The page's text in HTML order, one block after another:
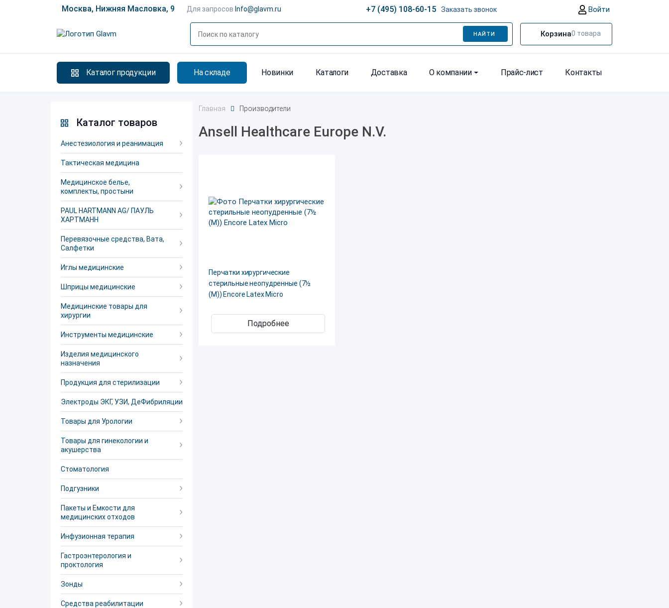
Москва, Нижняя Масловка, 9 Для запросов Info@glavm.ru +7 (495) 108-60-15 Заказать звонок Войти
НАЙТИ Корзина0 товара
Каталог продукции На складе Новинки Каталоги Доставка О компании Прайс-лист Контакты
Каталог товаров
Анестезиология и реанимация
Тактическая медицина
Медицинское белье,
комплекты, простыни
PAUL HARTMANN AG/ ПАУЛЬ
ХАРТМАНН
Перевязочные средства, Вата,
Салфетки
Иглы медицинские
Шприцы медицинские
Медицинские товары для
хирургии
Инструменты медицинские
Изделия медицинского
назначения
Продукция для стерилизации
Электроды ЭКГ, УЗИ, ДеФибриляции
Товары для Урологии
Товары для гинекологии и
акушерства
Стоматология
Подгузники
Пакеты и Емкости для
медицинских отходов
Инфузионная терапия
Гастроэнтерология и
проктология
Зонды
Средства реабилитации
Главная Производители
Ansell Healthcare Europe N.V.
Перчатки хирургические
стерильные неопудренные (7½
(M)) Encore Latex Micro
Подробнее